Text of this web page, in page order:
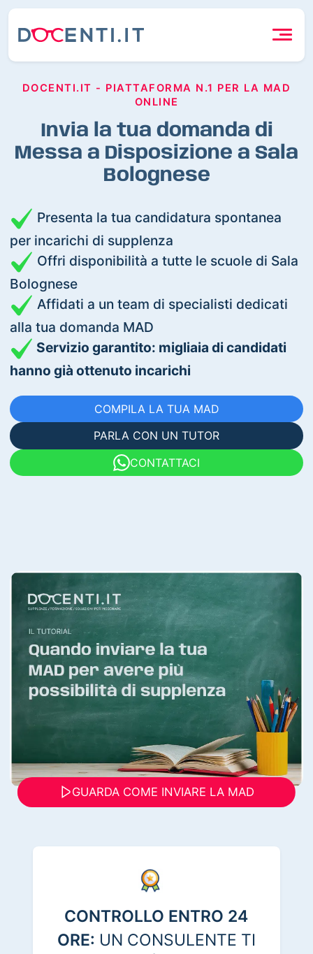
DOCENTI.IT - PIATTAFORMA N.1 PER LA MAD
ONLINE
Invia la tua domanda di
Messa a Disposizione a Sala
Bolognese
Presenta la tua candidatura spontanea
per incarichi di supplenza
Offri disponibilità a tutte le scuole di Sala
Bolognese
Affidati a un team di specialisti dedicati
alla tua domanda MAD
Servizio garantito: migliaia di candidati
hanno già ottenuto incarichi
COMPILA LA TUA MAD
PARLA CON UN TUTOR
CONTATTACI
GUARDA COME INVIARE LA MAD
CONTROLLO ENTRO 24
ORE: UN CONSULENTE TI